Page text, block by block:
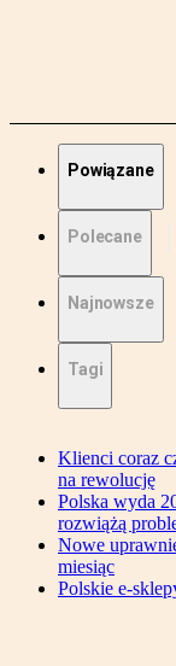
Powiązane
Polecane
Najnowsze
Tagi
Klienci coraz
na rewolucję
Polska wyda
rozwiążą
Nowe
miesiąc
Polskie e-